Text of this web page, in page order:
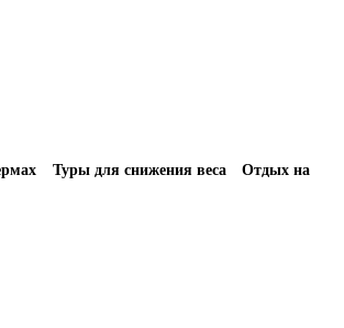
Туры для снижения веса
Отдых на